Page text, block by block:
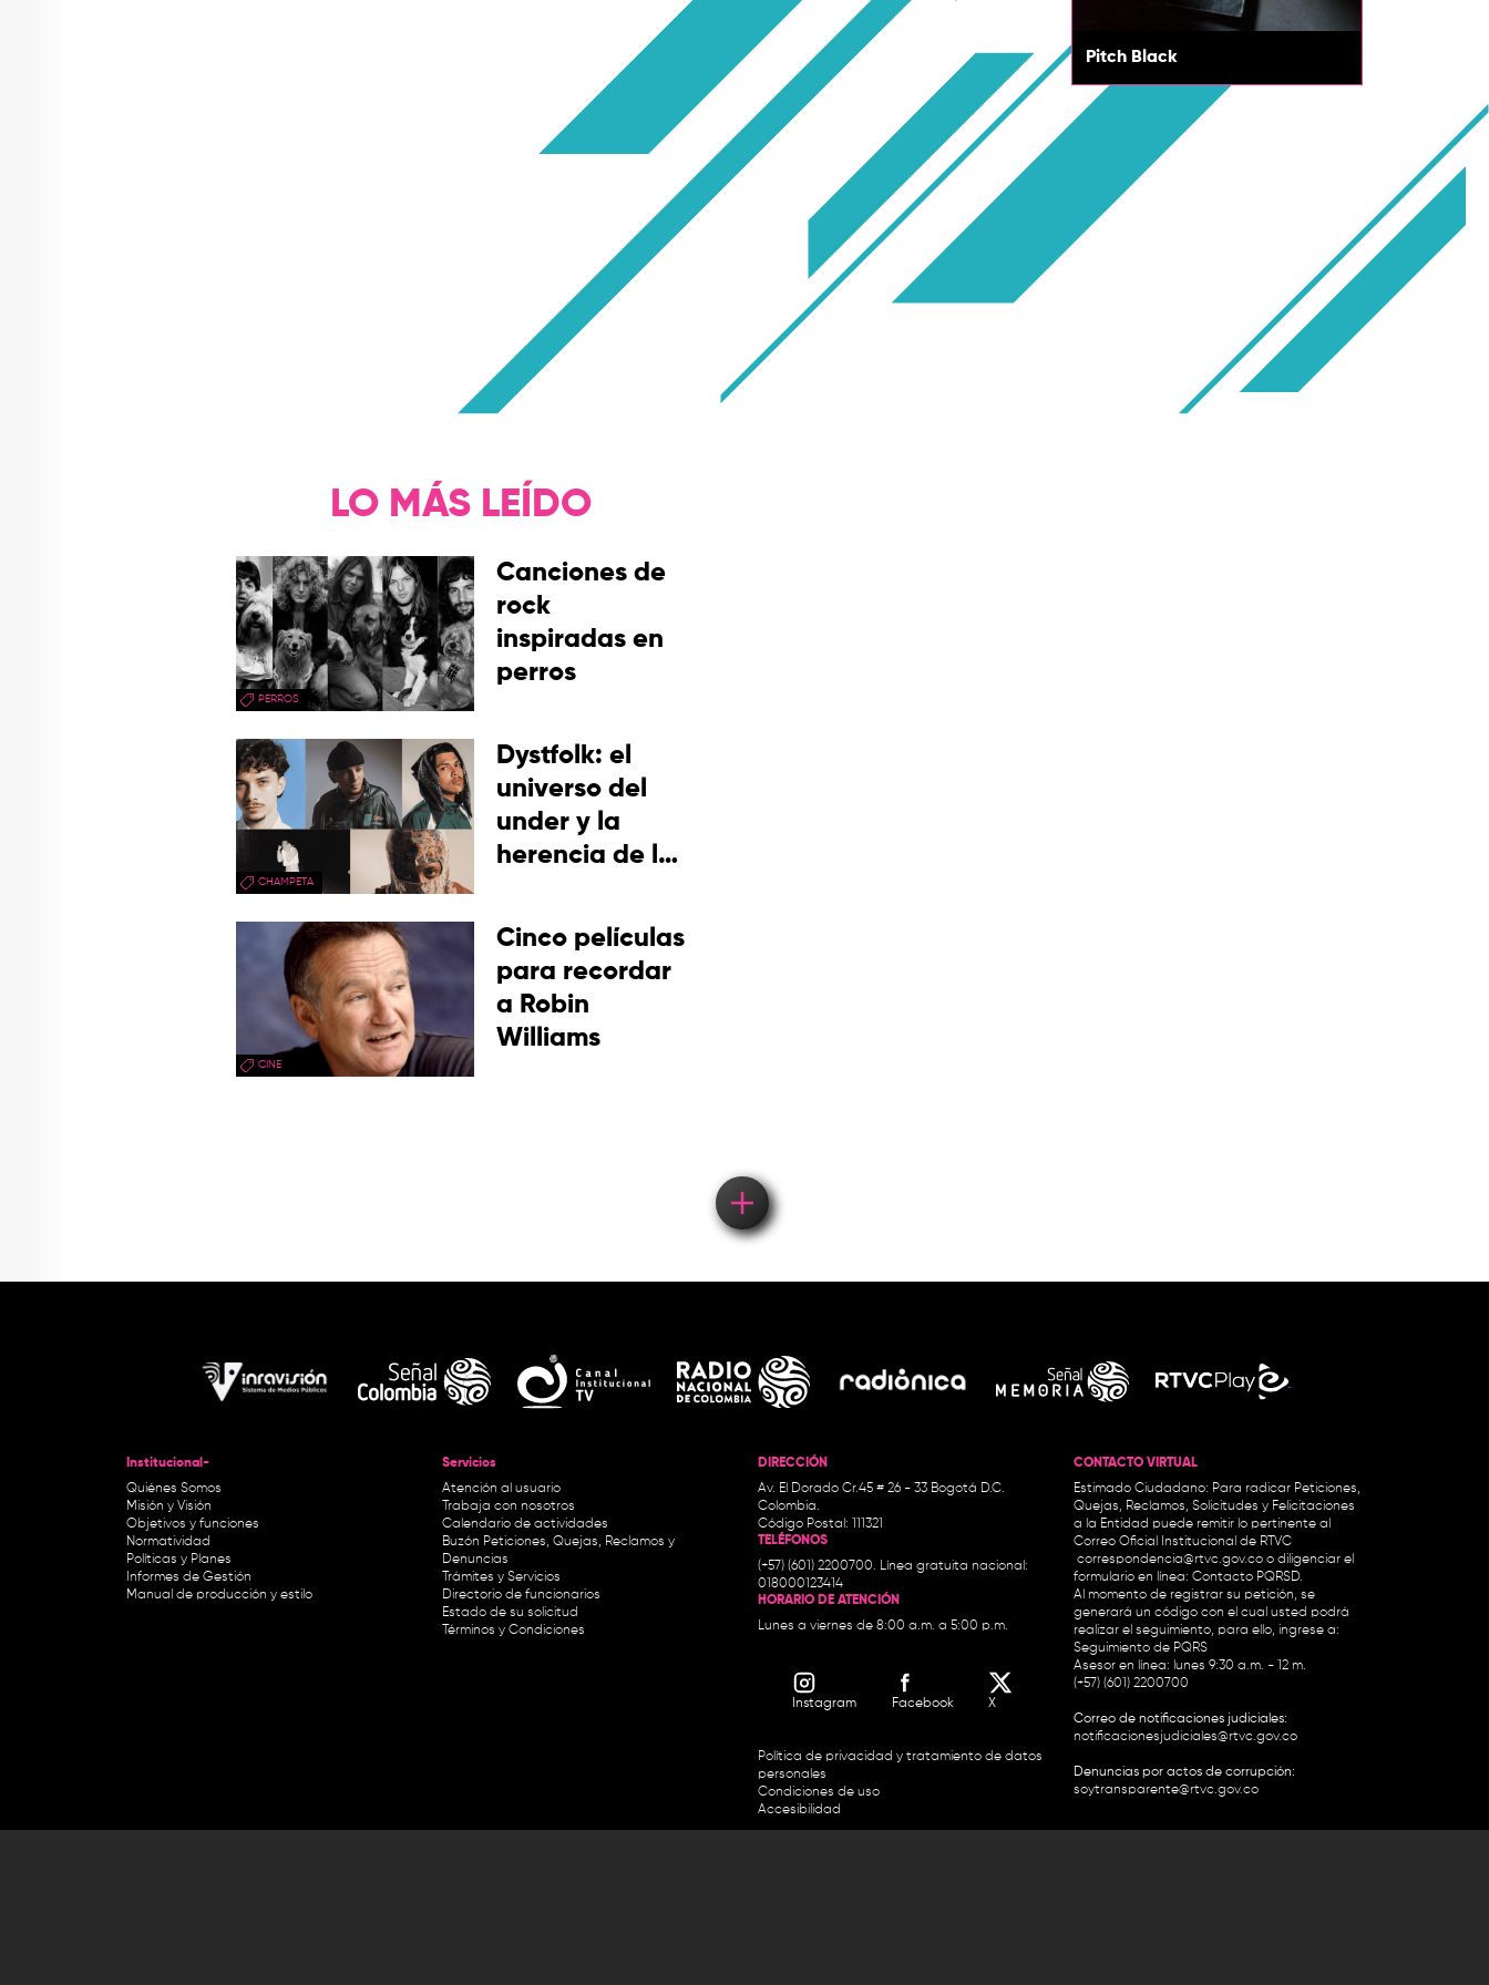
Pitch Black
LO MÁS LEÍDO
PERROS
Canciones de
rock
inspiradas en
perros
CHAMPETA
Dystfolk: el
universo del
under y la
herencia de la
picotera
CINE
Cinco películas
para recordar
a Robin
Williams
Institucional-
Quiénes Somos
Misión y Visión
Objetivos y funciones
Normatividad
Políticas y Planes
Informes de Gestión
Manual de producción y estilo
Servicios
Atención al usuario
Trabaja con nosotros
Calendario de actividades
Buzón Peticiones, Quejas, Reclamos y
Denuncias
Trámites y Servicios
Directorio de funcionarios
Estado de su solicitud
Términos y Condiciones
DIRECCIÓN
Av. El Dorado Cr.45 # 26 - 33 Bogotá D.C.
Colombia.
Código Postal: 111321
TELÉFONOS
(+57) (601) 2200700. Línea gratuita nacional:
018000123414
HORARIO DE ATENCIÓN
Lunes a viernes de 8:00 a.m. a 5:00 p.m.
Instagram Facebook X
Política de privacidad y tratamiento de datos
personales
Condiciones de uso
Accesibilidad
CONTACTO VIRTUAL
Estimado Ciudadano: Para radicar Peticiones,
Quejas, Reclamos, Solicitudes y Felicitaciones
a la Entidad puede remitir lo pertinente al
Correo Oficial Institucional de RTVC
correspondencia@rtvc.gov.co o diligenciar el
formulario en línea: Contacto PQRSD.
Al momento de registrar su petición, se
generará un código con el cual usted podrá
realizar el seguimiento, para ello, ingrese a:
Seguimiento de PQRS
Asesor en línea: lunes 9:30 a.m. - 12 m.
(+57) (601) 2200700
Correo de notificaciones judiciales:
notificacionesjudiciales@rtvc.gov.co
Denuncias por actos de corrupción:
soytransparente@rtvc.gov.co